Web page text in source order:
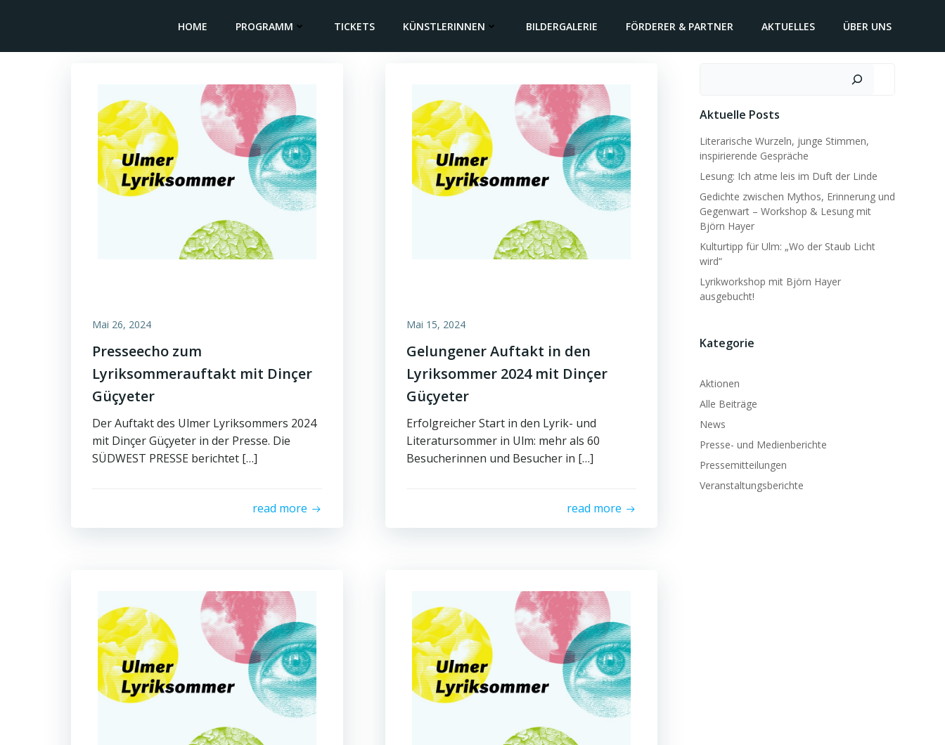
HOME PROGRAMM TICKETS KÜNSTLERINNEN BILDERGALERIE FÖRDERER & PARTNER AKTUELLES ÜBER UNS
Mai 26, 2024
Presseecho zum
Lyriksommerauftakt mit Dinçer
Güçyeter
Der Auftakt des Ulmer Lyriksommers 2024
mit Dinçer Güçyeter in der Presse. Die
SÜDWEST PRESSE berichtet […]
read more
Mai 15, 2024
Gelungener Auftakt in den
Lyriksommer 2024 mit Dinçer
Güçyeter
Erfolgreicher Start in den Lyrik- und
Literatursommer in Ulm: mehr als 60
Besucherinnen und Besucher in […]
read more
Aktuelle Posts
Literarische Wurzeln, junge Stimmen,
inspirierende Gespräche
Lesung: Ich atme leis im Duft der Linde
Gedichte zwischen Mythos, Erinnerung und
Gegenwart – Workshop & Lesung mit
Björn Hayer
Kulturtipp für Ulm: „Wo der Staub Licht
wird“
Lyrikworkshop mit Björn Hayer
ausgebucht!
Kategorie
Aktionen
Alle Beiträge
News
Presse- und Medienberichte
Pressemitteilungen
Veranstaltungsberichte